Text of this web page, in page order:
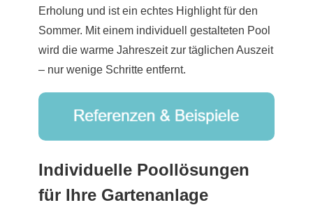
Erholung und ist ein echtes Highlight für den
Sommer. Mit einem individuell gestalteten Pool
wird die warme Jahreszeit zur täglichen Auszeit
– nur wenige Schritte entfernt.
Individuelle Poollösungen
für Ihre Gartenanlage